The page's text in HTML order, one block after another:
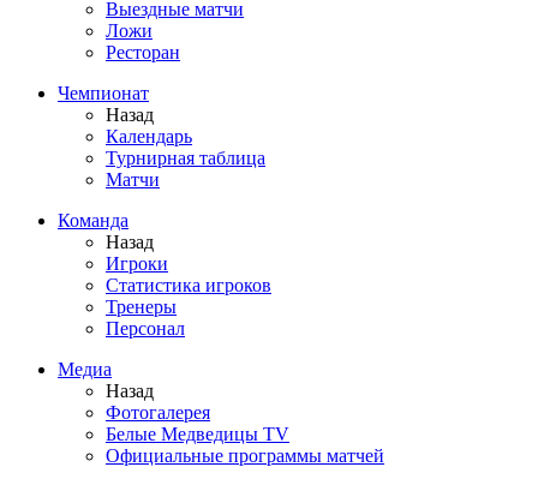
Выездные матчи
Ложи
Ресторан
Чемпионат
Назад
Календарь
Турнирная таблица
Матчи
Команда
Назад
Игроки
Статистика игроков
Тренеры
Персонал
Медиа
Назад
Фотогалерея
Белые Медведицы TV
Официальные программы матчей